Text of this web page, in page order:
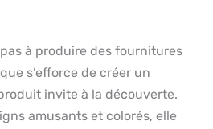
à produire des fournitures
s’efforce de créer un
invite à la découverte.
amusants et colorés, elle